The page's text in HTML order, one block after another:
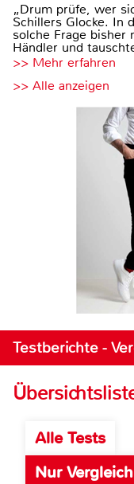
„Drum prüfe, wer
Schillers Glocke. In
solche Frage bisher
Händler und
>> Mehr erfahren
>> Alle anzeigen
Testberichte -
Alle Tests
Nur